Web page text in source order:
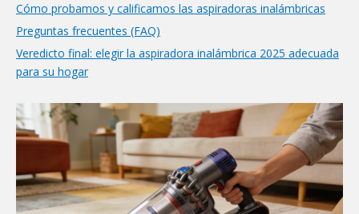
Cómo probamos y calificamos las aspiradoras inalámbricas
Preguntas frecuentes (FAQ)
Veredicto final: elegir la aspiradora inalámbrica 2025 adecuada
para su hogar